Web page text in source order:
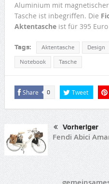
Aluminium mit
Tasche ist inbegriffen. Die
Aktentascheist für 395
Tags: Aktentasche Design
Notebook Tasche
Share 0 Tweet
Vorheriger
Fendi Abici